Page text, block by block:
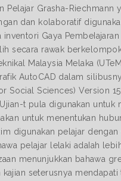
Grasha-Riechmann
dan kolaboratif
Gaya
secara rawak
Malaysia Melaka
AutoCAD dalam
Social Sciences) Version
t pula digunakan untuk
untuk menentukan
digunakan pelajar
pelajar lelaki adaIah
menunjukkan bahawa
seterusnya